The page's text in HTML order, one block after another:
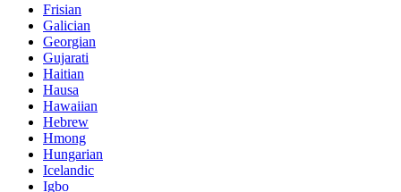
Frisian
Galician
Georgian
Gujarati
Haitian
Hausa
Hawaiian
Hebrew
Hmong
Hungarian
Icelandic
Igbo